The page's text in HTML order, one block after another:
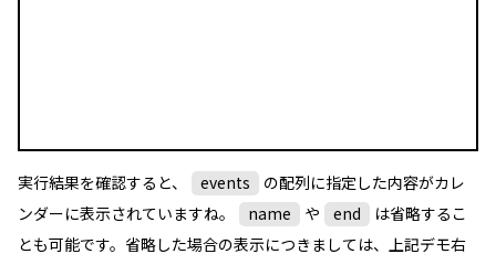
実行結果を確認すると、 events
の配列に指定した内容がカレ
ンダーに表示されていますね。
name や end
は省略するこ
とも可能です。省略した場合の表示につきましては、上記デモ右